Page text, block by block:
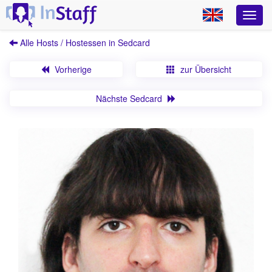
Alle Hosts / Hostessen in Sedcard
Vorherige zur Übersicht
Nächste Sedcard